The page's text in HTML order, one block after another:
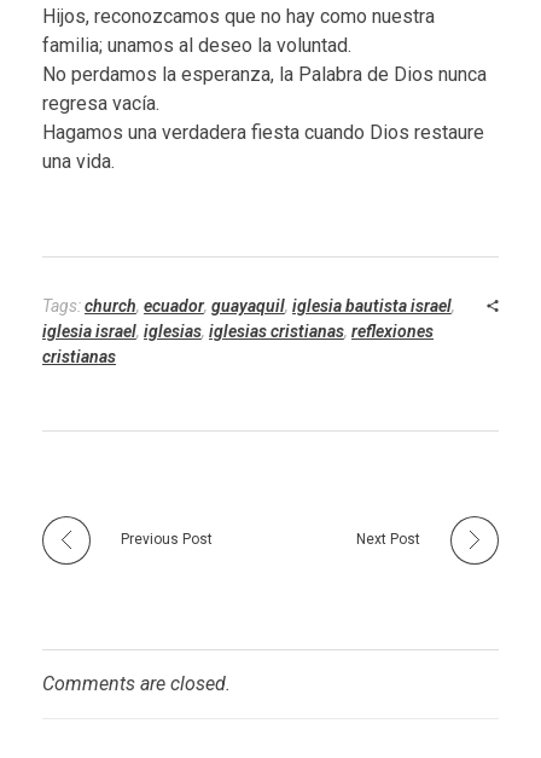
Hijos, reconozcamos que no hay como nuestra
familia; unamos al deseo la voluntad.
No perdamos la esperanza, la Palabra de Dios nunca
regresa vacía.
Hagamos una verdadera fiesta cuando Dios restaure
una vida.
Tags:church, ecuador, guayaquil, iglesia bautista israel,
iglesia israel, iglesias, iglesias cristianas, reflexiones
cristianas
Previous Post Next Post
Comments are closed.